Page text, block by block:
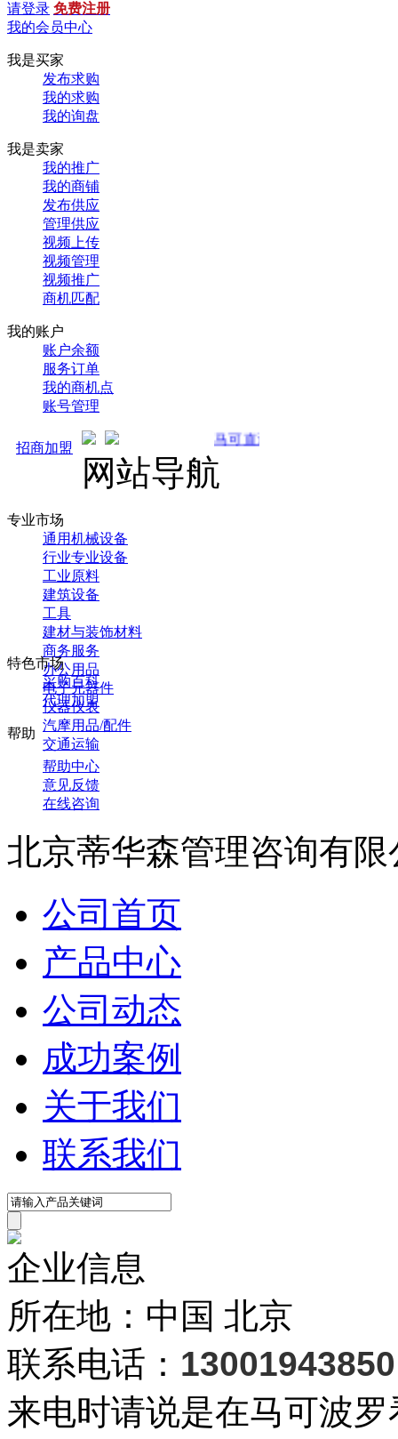
请登录 免费注册
我的会员中心
我是买家
发布求购
我的求购
我的询盘
我是卖家
我的推广
我的商铺
发布供应
管理供应
视频上传
视频管理
视频推广
商机匹配
我的账户
账户余额
服务订单
我的商机点
账号管理
招商加盟
马可直通车开启预售！全新推广
网站导航
专业市场
通用机械设备
行业专业设备
工业原料
建筑设备
工具
建材与装饰材料
商务服务
办公用品
电子元器件
仪器仪表
汽摩用品/配件
交通运输
特色市场
采购百科
代理加盟
帮助
帮助中心
意见反馈
在线咨询
北京蒂华森管理咨询有限
公司首页
产品中心
公司动态
成功案例
关于我们
联系我们
企业信息
所在地：中国 北京
联系电话： 13001943850
来电时请说是在马可波